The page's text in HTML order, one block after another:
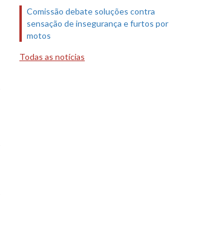
Comissão debate soluções contra
sensação de insegurança e furtos por
motos
Todas as notícias